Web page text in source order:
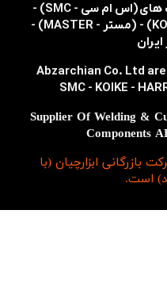
ابزارچیان (با
است.
2023 Supplier Of Welding
Components
​​اولین و تنها نمایندگی رسمی شرکت های (اس ام سی - SMC) -
(هریس - HARRIS) - (کویکه - KOIKE) - (مستر - MASTER) -
Abzarchian Co. Ltd
SMC - KOIKE -